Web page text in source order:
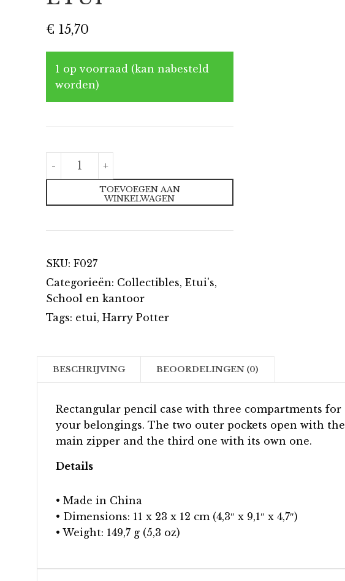
€ 15,70
1 op voorraad (kan nabesteld
worden)
-
Harry
Potter
Greyly-
HS
aantal
+
TOEVOEGEN AAN
WINKELWAGEN
SKU: F027
Categorieën: Collectibles, Etui's,
School en kantoor
Tags: etui, Harry Potter
BESCHRIJVING BEOORDELINGEN (0)
Rectangular pencil case with three compartments for
your belongings. The two outer pockets open with the
main zipper and the third one with its own one.
Details
• Made in China
• Dimensions: 11 x 23 x 12 cm (4,3″ x 9,1″ x 4,7″)
• Weight: 149,7 g (5,3 oz)